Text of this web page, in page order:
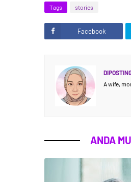
Tags stories
Facebook
A wife,
ANDA